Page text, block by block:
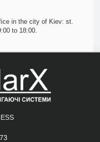
in the city of Kiev: st.
to 18:00.